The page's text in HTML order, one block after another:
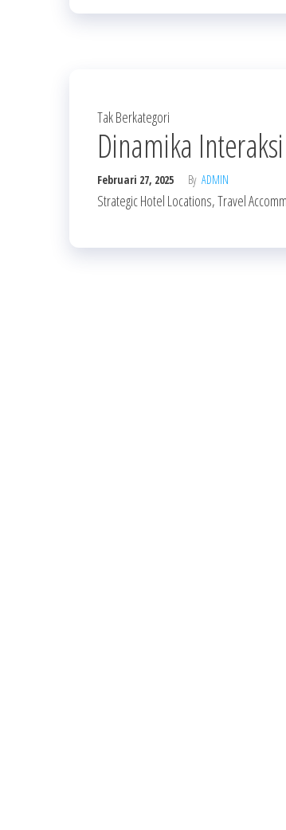
Tak Berkategori
Dinamika
Februari 27, 2025 By ADMIN
Strategic Hotel Locations, Travel